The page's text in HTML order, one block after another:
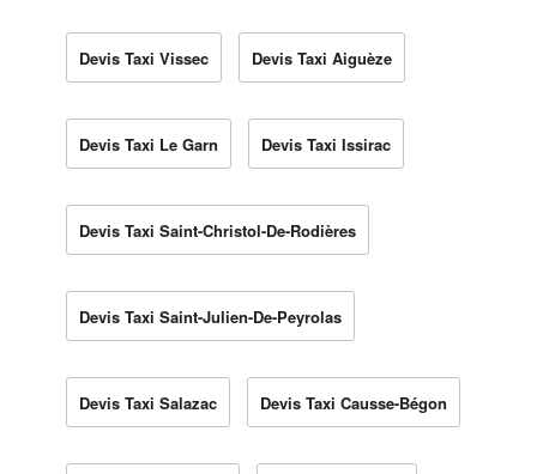
Devis Taxi Vissec Devis Taxi Aiguèze
Devis Taxi Le Garn Devis Taxi Issirac
Devis Taxi Saint-Christol-De-Rodières
Devis Taxi Saint-Julien-De-Peyrolas
Devis Taxi Salazac Devis Taxi Causse-Bégon